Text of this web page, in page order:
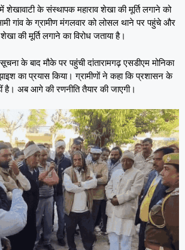
शेखावाटी के संस्थापक महाराव शेखा की मूर्ति लगाने को
गांव के ग्रामीण मंगलवार को लोसल थाने पर पहुंचे और
शेखा की मूर्ति लगाने का विरोध जताया है।
के बाद मौके पर पहुंची दांतारामगढ़ एसडीएम मोनिका
का प्रयास किया। ग्रामीणों ने कहा कि प्रशासन के
अब आगे की रणनीति तैयार की जाएगी।